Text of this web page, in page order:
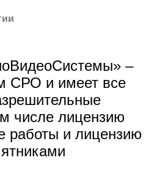
–
СРО и имеет все
числе лицензию
работы и лицензию